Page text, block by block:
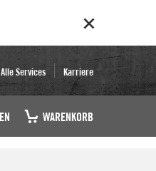
Alle Services Karriere
WARENKORB